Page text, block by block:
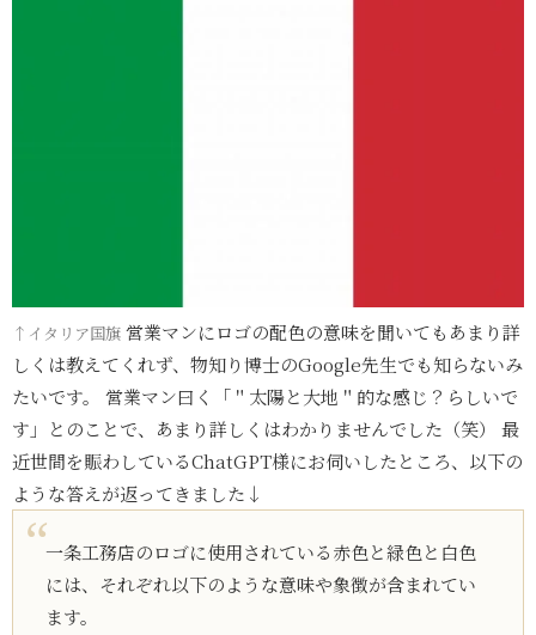
↑イタリア国旗 営業マンにロゴの配色の意味を聞いてもあまり詳
しくは教えてくれず、物知り博士のGoogle先生でも知らないみ
たいです。 営業マン曰く「＂太陽と大地＂的な感じ？らしいで
す」とのことで、あまり詳しくはわかりませんでした（笑） 最
近世間を賑わしているChatGPT様にお伺いしたところ、以下の
ような答えが返ってきました↓
一条工務店のロゴに使用されている赤色と緑色と白色
には、それぞれ以下のような意味や象徴が含まれてい
ます。